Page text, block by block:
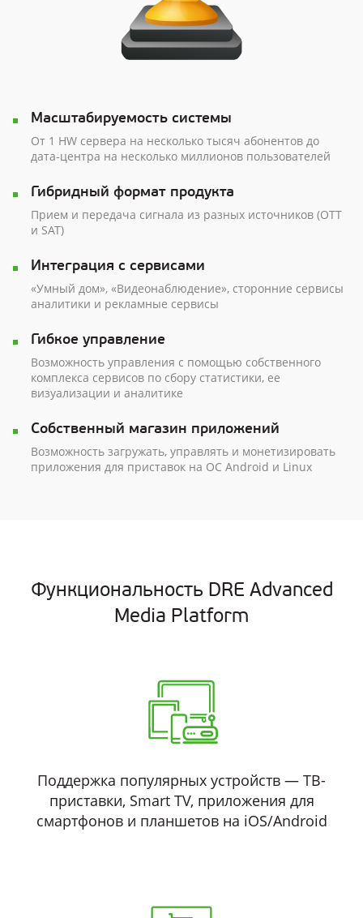
Масштабируемость системы
От 1 HW сервера на несколько тысяч абонентов до
дата-центра на несколько миллионов пользователей
Гибридный формат продукта
Прием и передача сигнала из разных источников (ОТТ
и SAT)
Интеграция с сервисами
«Умный дом», «Видеонаблюдение», сторонние сервисы
аналитики и рекламные сервисы
Гибкое управление
Возможность управления с помощью собственного
комплекса сервисов по сбору статистики, ее
визуализации и аналитике
Собственный магазин приложений
Возможность загружать, управлять и монетизировать
приложения для приставок на ОС Android и Linux
Функциональность DRE Advanced
Media Platform
Поддержка популярных устройств — ТВ-
приставки, Smart TV, приложения для
смартфонов и планшетов на iOS/Android